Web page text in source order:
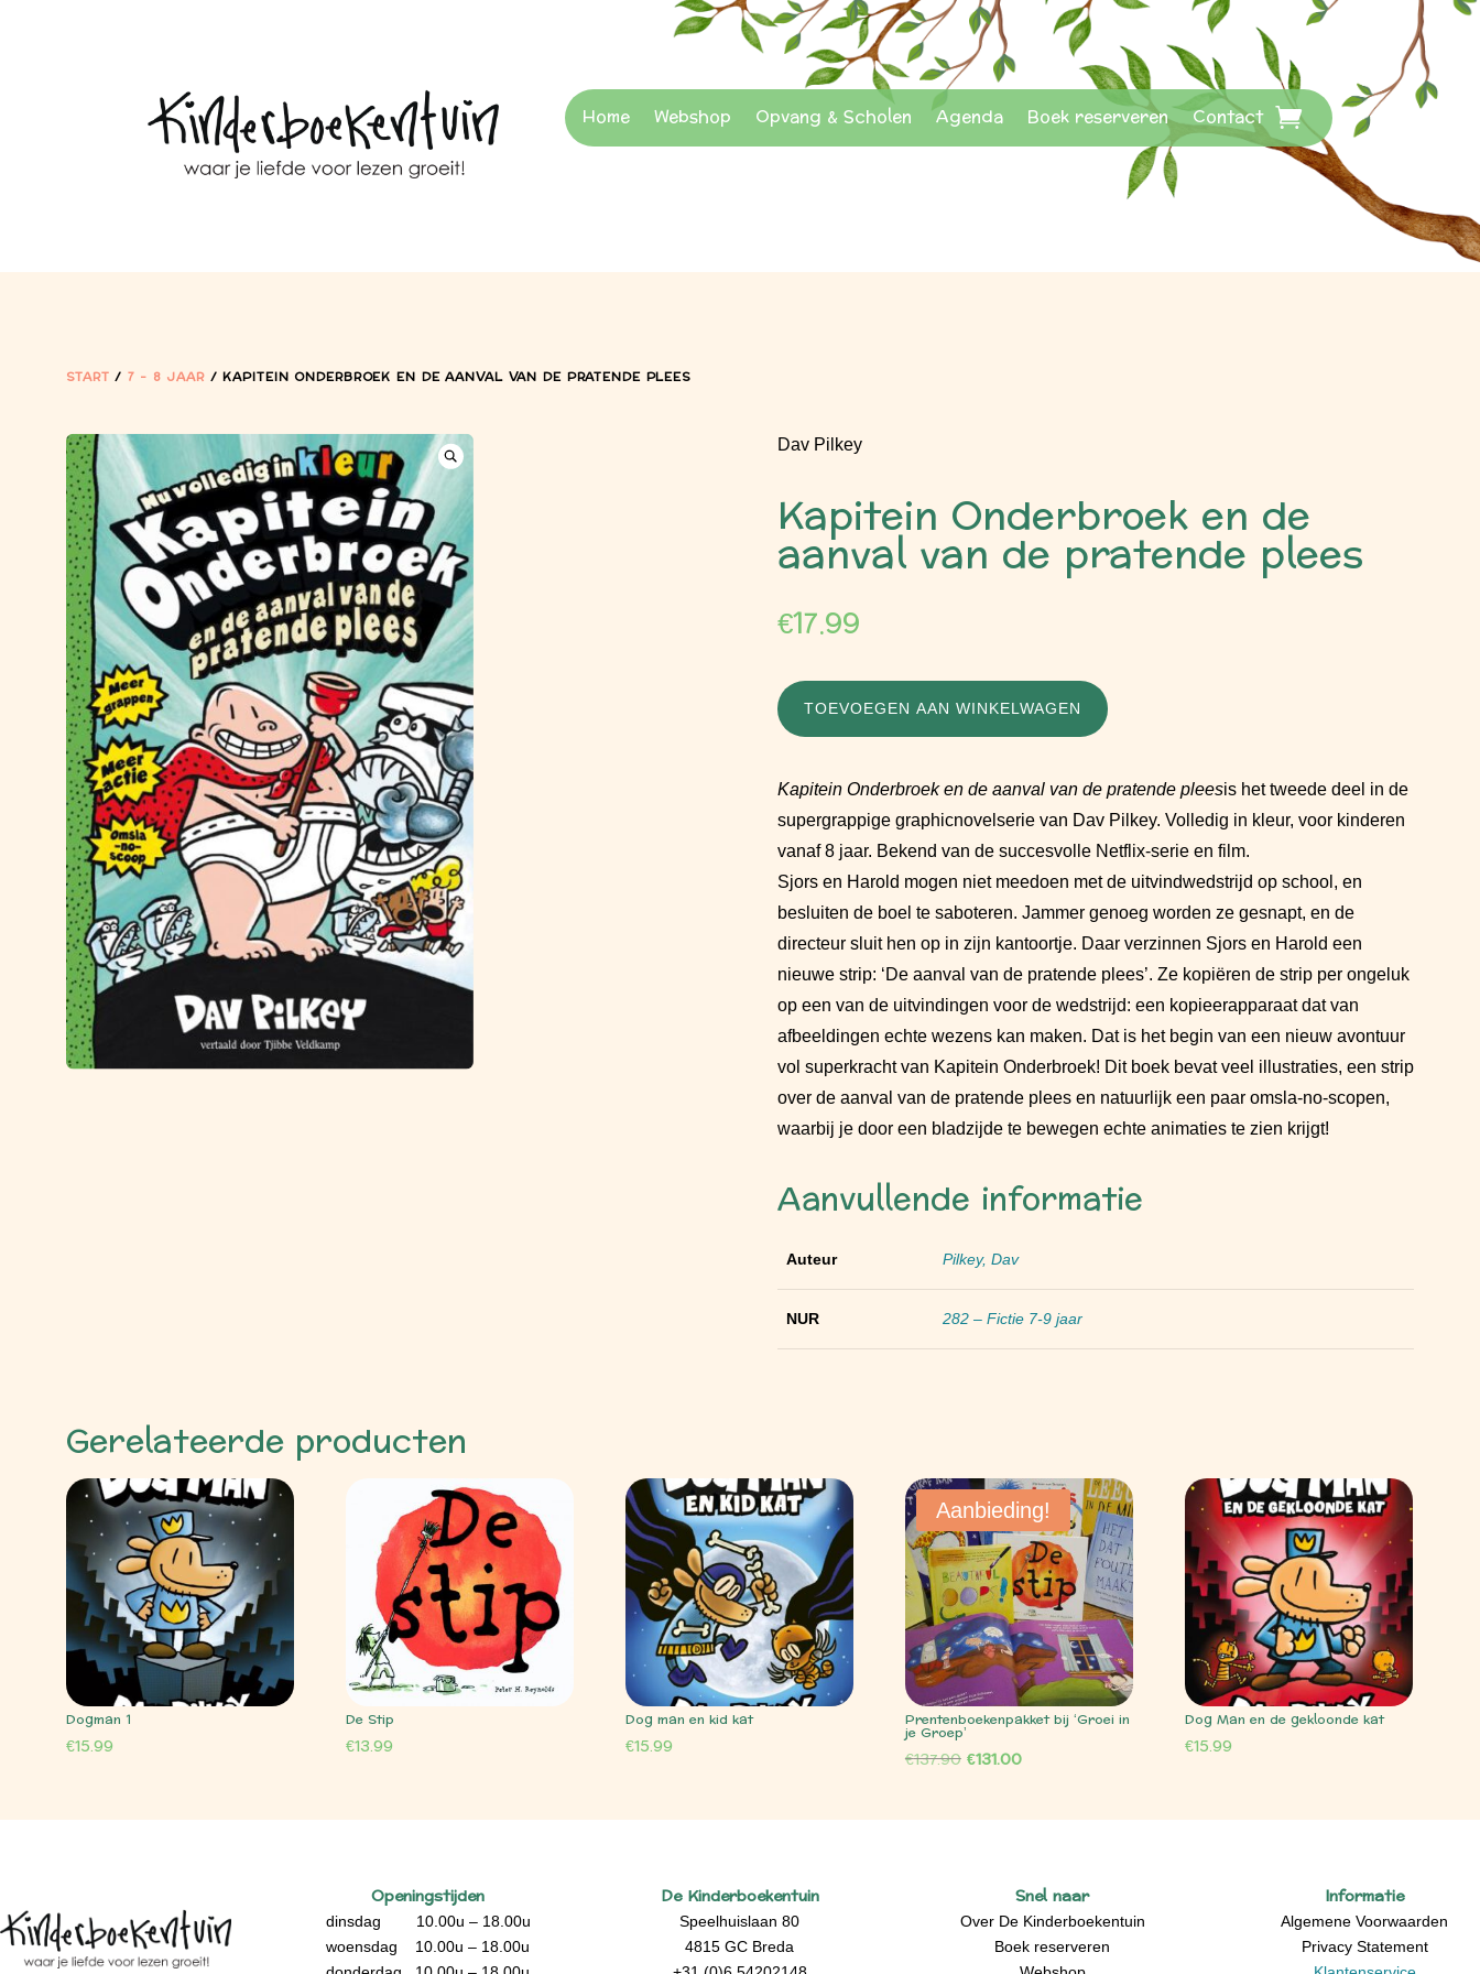
Home Webshop Opvang & Scholen Agenda Boek reserveren Contact
START /7 - 8 JAAR/ KAPITEIN ONDERBROEK EN DE AANVAL VAN DE PRATENDE PLEES
Dav Pilkey
Kapitein Onderbroek en de
aanval van de pratende plees
€17.99
TOEVOEGEN AAN WINKELWAGEN
Kapitein Onderbroek en de aanval van de pratende pleesis het tweede deel in de
supergrappige graphicnovelserie van Dav Pilkey. Volledig in kleur, voor kinderen
vanaf 8 jaar. Bekend van de succesvolle Netflix-serie en film.
Sjors en Harold mogen niet meedoen met de uitvindwedstrijd op school, en
besluiten de boel te saboteren. Jammer genoeg worden ze gesnapt, en de
directeur sluit hen op in zijn kantoortje. Daar verzinnen Sjors en Harold een
nieuwe strip: ‘De aanval van de pratende plees’. Ze kopiëren de strip per ongeluk
op een van de uitvindingen voor de wedstrijd: een kopieerapparaat dat van
afbeeldingen echte wezens kan maken. Dat is het begin van een nieuw avontuur
vol superkracht van Kapitein Onderbroek! Dit boek bevat veel illustraties, een strip
over de aanval van de pratende plees en natuurlijk een paar omsla-no-scopen,
waarbij je door een bladzijde te bewegen echte animaties te zien krijgt!
Aanvullende informatie
Auteur Pilkey, Dav
NUR 282 – Fictie 7-9 jaar
Gerelateerde producten
Dogman 1
€15.99
De Stip
€13.99
Dog man en kid kat
€15.99
Aanbieding!
Prentenboekenpakket bij ‘Groei in
je Groep’
€137.90 Oorspronkelijke
€131.00Huidige
Dog Man en de gekloonde kat
€15.99
Openingstijden
dinsdag 10.00u – 18.00u
woensdag 10.00u – 18.00u
De Kinderboekentuin
Speelhuislaan 80
4815 GC Breda
Snel naar
Over De Kinderboekentuin
Boek reserveren
Informatie
Algemene Voorwaarden
Privacy Statement